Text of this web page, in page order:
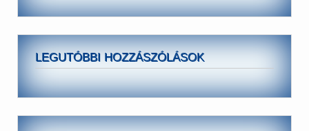
LEGUTÓBBI HOZZÁSZÓLÁSOK